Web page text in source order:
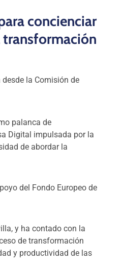
concienciar
transformación
la Comisión de
palanca de
Digital impulsada por la
de abordar la
del Fondo Europeo de
y ha contado con la
de transformación
y productividad de las